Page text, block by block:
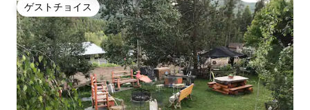
ゲストチョイス
ゲストチョイス